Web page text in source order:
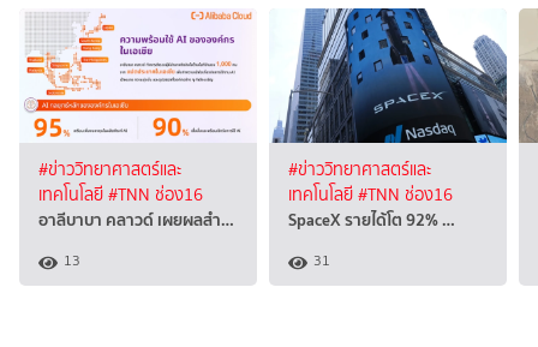
#ข่าววิทยาศาสตร์และ
เทคโนโลยี#TNN ช่อง16
อาลีบาบา คลาวด์ เผยผลสำ…
13
#ข่าววิทยาศาสตร์และ
เทคโนโลยี#TNN ช่อง16
SpaceX รายได้โต 92% …
31